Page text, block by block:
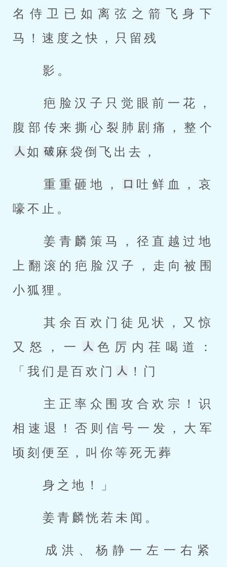
名侍卫已如离弦之箭飞身下
马！速度之快，只留残
影。
腹部传来撕心裂肺剧痛，整个
如
麻袋倒飞出去，
重重砸地，
吐鲜血，哀
嚎不止。
上翻滚的疤脸汉子，走向被围
小狐狸。
又怒，一
色厉内荏喝道：
「我们是百欢门
！门
相速退！否则信号一发，大军
顷刻便至，叫你等死无葬
身之地！」
姜青麟恍若未闻。